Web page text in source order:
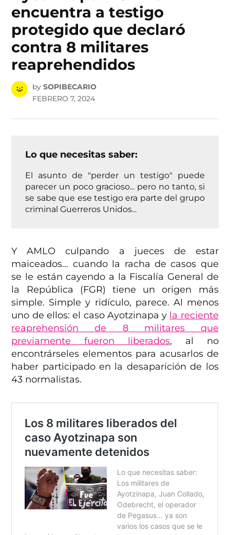
encuentra a testigo
protegido que declaró
contra 8 militares
reaprehendidos
by SOPIBECARIO
FEBRERO 7, 2024
Lo que necesitas saber:
El asunto de "perder un testigo" puede
parecer un poco gracioso... pero no tanto, si
se sabe que ese testigo era parte del grupo
criminal Guerreros Unidos...
Y AMLO culpando a jueces de estar
maiceados… cuando la racha de casos que
se le están cayendo a la Fiscalía General de
la República (FGR) tiene un origen más
simple. Simple y ridículo, parece. Al menos
uno de ellos: el caso Ayotzinapa y la reciente
reaprehensión de 8 militares que
previamente fueron liberados, al no
encontrárseles elementos para acusarlos de
haber participado en la desaparición de los
43 normalistas.